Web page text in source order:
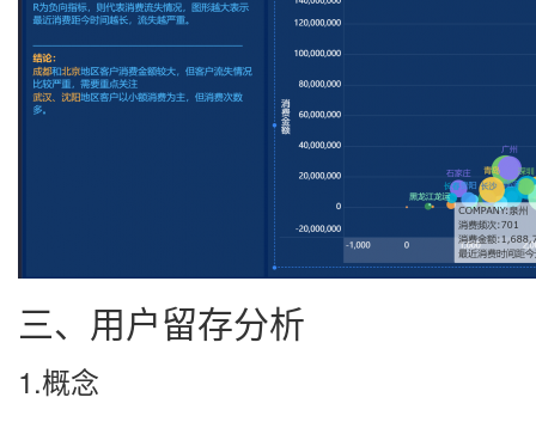
三、用户留存分析
1.概念